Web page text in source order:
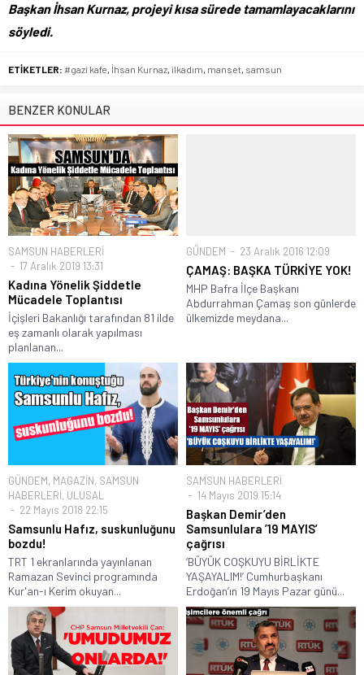
Başkan İhsan Kurnaz, projeyi kısa sürede tamamlayacaklarını
söyledi.
ETİKETLER: #gazi kafe, İhsan Kurnaz, ilkadım, manset, samsun
BENZER KONULAR
SAMSUN HABERLERİ
17 Aralık 2019 13:31
Kadına Yönelik Şiddetle
Mücadele Toplantısı
İçişleri Bakanlığı tarafından 81 ilde
eş zamanlı olarak yapılması
planlanan...
GÜNDEM 23 Aralık 2016 12:09
ÇAMAŞ: BAŞKA TÜRKİYE YOK!
MHP Bafra İlçe Başkanı
Abdurrahman Çamaş son günlerde
ülkemizde meydana...
GÜNDEM, MAGAZİN, SAMSUN
HABERLERİ, ULUSAL
22 Mayıs 2018 22:15
Samsunlu Hafız, suskunluğunu
bozdu!
TRT 1 ekranlarında yayınlanan
Ramazan Sevinci programında
Kur'an-ı Kerim okuyan...
SAMSUN HABERLERİ
14 Mayıs 2019 15:14
Başkan Demir’den
Samsunlulara ’19 MAYIS’
çağrısı
‘BÜYÜK COŞKUYU BİRLİKTE
YAŞAYALIM!’ Cumhurbaşkanı
Erdoğan’ın 19 Mayıs Pazar günü...